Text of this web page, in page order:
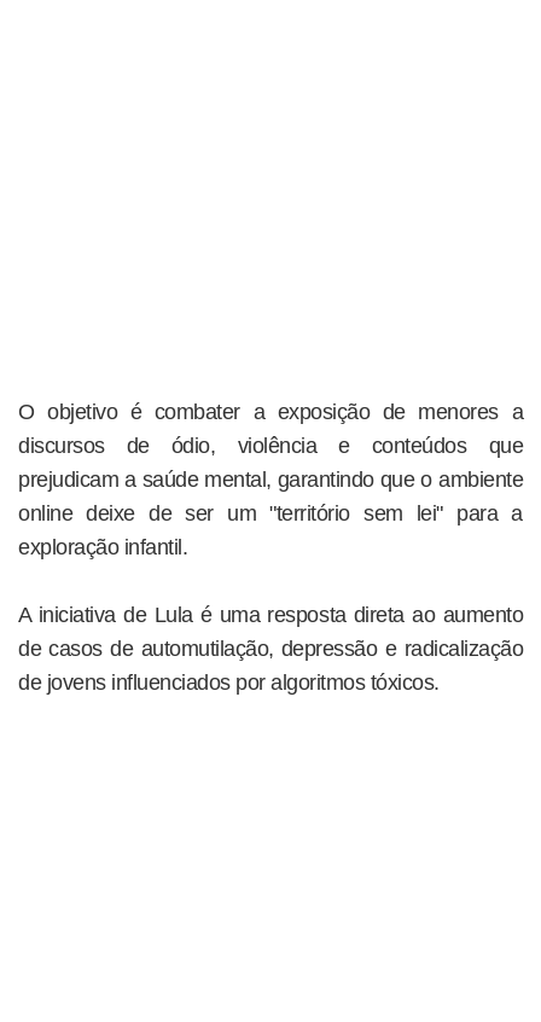
O objetivo é combater a exposição de menores a
discursos de ódio, violência e conteúdos que
prejudicam a saúde mental, garantindo que o ambiente
online deixe de ser um "território sem lei" para a
exploração infantil.
A iniciativa de Lula é uma resposta direta ao aumento
de casos de automutilação, depressão e radicalização
de jovens influenciados por algoritmos tóxicos.